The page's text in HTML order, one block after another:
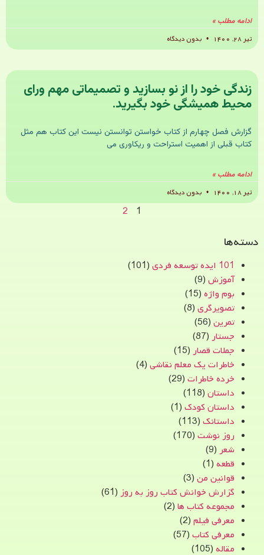
ادامه مطلب »
تیر ۲۸, ۱۴۰۰
بدون دیدگاه
زندگی خود را از نو بسازید و تصمیماتی مهم ورای
محیط همیشگی خود بگیرید.
گزارش فصل چهارم از کتاب خواستن توانستن نیست این کتاب هم مثل
کتاب قبلی از اهمیت استراحت و ریکاوری می
ادامه مطلب »
تیر ۱۸, ۱۴۰۰
بدون دیدگاه
1
2
دسته‌ها
101 ایده توسعه فردی
(101)
آموزش (9)
بوم واژه (15)
تصویرگری (8)
تمرین (56)
جستار (87)
جملات قصار (15)
خاطرات یک معلم نقاشی (4)
خرده خاطرات (29)
داستان (118)
داستان کودک (1)
داستانک (113)
روز نوشت (170)
شعر (9)
قطعه (1)
قوانین من (3)
گزارش خوانش کتاب روز به روز (61)
مجموعه کتاب ها (2)
معرفی فیلم (2)
معرفی کتاب (57)
مقاله (105)